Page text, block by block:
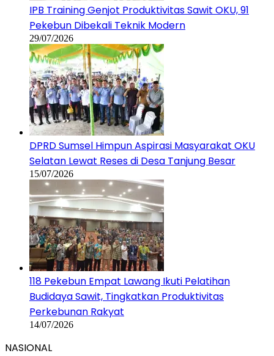
IPB Training Genjot Produktivitas Sawit OKU, 91
Pekebun Dibekali Teknik Modern
29/07/2026
DPRD Sumsel Himpun Aspirasi Masyarakat OKU
Selatan Lewat Reses di Desa Tanjung Besar
15/07/2026
118 Pekebun Empat Lawang Ikuti Pelatihan
Budidaya Sawit, Tingkatkan Produktivitas
Perkebunan Rakyat
14/07/2026
NASIONAL